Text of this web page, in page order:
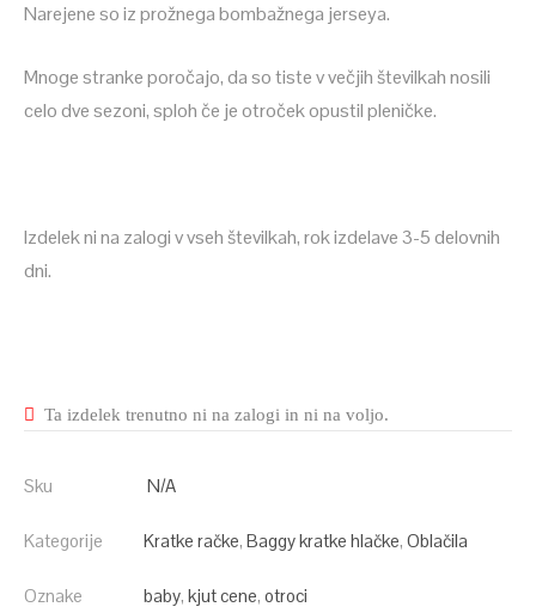
Narejene so iz prožnega bombažnega jerseya.
Mnoge stranke poročajo, da so tiste v večjih številkah nosili
celo dve sezoni, sploh če je otroček opustil pleničke.
Izdelek ni na zalogi v vseh številkah, rok izdelave 3-5 delovnih
dni.
Ta izdelek trenutno ni na zalogi in ni na voljo.
Sku N/A
Kategorije Kratke račke, Baggy kratke hlačke, Oblačila
Oznake baby, kjut cene, otroci